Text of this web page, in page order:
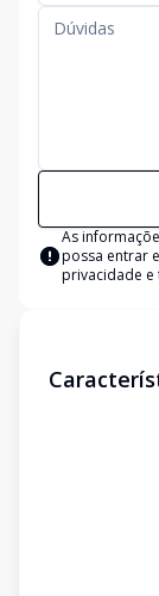
As
possa entrar
privacidade e